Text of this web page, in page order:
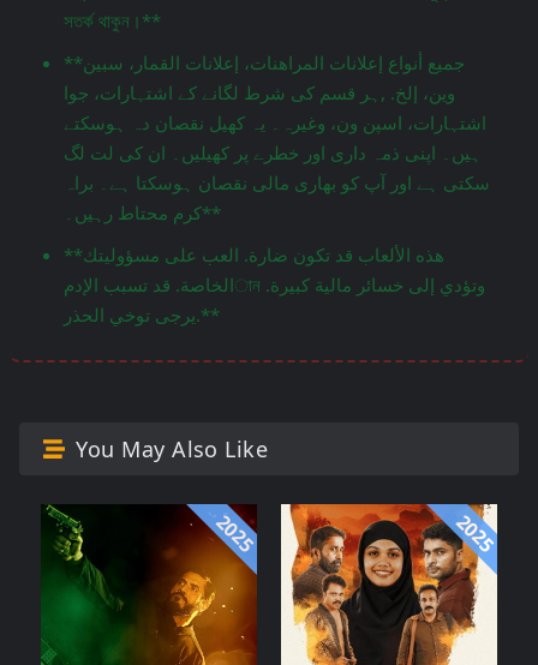
সতর্ক থাকুন।**
**جميع أنواع إعلانات المراهنات، إعلانات القمار، سبين
وين، إلخ. ,ہر قسم کی شرط لگانے کے اشتہارات، جوا
اشتہارات، اسپن ون، وغیرہ۔ یہ کھیل نقصان دہ ہوسکتے
ہیں۔ اپنی ذمہ داری اور خطرے پر کھیلیں۔ ان کی لت لگ
سکتی ہے اور آپ کو بھاری مالی نقصان ہوسکتا ہے۔ براہ
کرم محتاط رہیں۔**
**هذه الألعاب قد تكون ضارة. العب على مسؤوليتك
الخاصة. قد تسبب الإدمান وتؤدي إلى خسائر مالية كبيرة.
يرجى توخي الحذر.**
You May Also Like
2025 2025